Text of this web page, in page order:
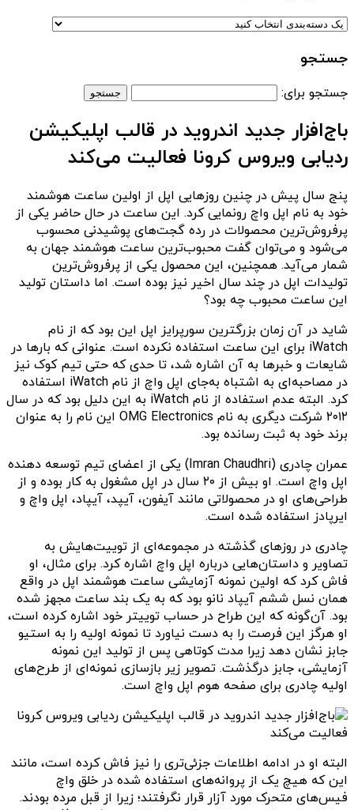
جستجو
جستجو برای:
باج‌افزار جدید اندروید در قالب اپلیکیشن
ردیابی ویروس کرونا فعالیت می‌کند
پنج سال پیش در چنین روزهایی اپل از اولین ساعت هوشمند
خود به نام اپل واچ رونمایی کرد. این ساعت در حال حاضر یکی از
پرفروش‌ترین محصولات در رده گجت‌های پوشیدنی محسوب
می‌شود و می‌توان گفت محبوب‌ترین ساعت هوشمند جهان به
شمار می‌آید. همچنین، این محصول یکی از پرفروش‌ترین
تولیدات اپل در چند سال اخیر نیز بوده است. اما داستان تولید
این ساعت محبوب چه بود؟
شاید در آن زمان بزرگترین سورپرایز اپل این بود که از نام
iWatch برای این ساعت استفاده نکرده است. عنوانی که بارها در
شایعات و خبرها به آن اشاره شد، تا حدی که حتی تیم کوک نیز
در مصاحبه‌ای به اشتباه به‌جای اپل واچ از نام iWatch استفاده
کرد. البته عدم استفاده از نام iWatch به این دلیل بود که در سال
۲۰۱۲ شرکت دیگری به نام OMG Electronics این نام را به عنوان
برند خود به ثبت رسانده بود.
عمران چادری (‌Imran Chaudhri) یکی از اعضای تیم توسعه دهنده
اپل واچ است. او بیش از ۲۰ سال در اپل مشغول به کار بوده و از
طراحی‌های او در محصولاتی مانند آیفون، آیپد، آیپاد، اپل واچ و
ایرپادز استفاده شده است.
چادری در روزهای گذشته در مجموعه‌ای از توییت‌هایش به
تصاویر و داستان‌هایی درباره اپل واچ اشاره کرد. برای مثال، او
فاش کرد که اولین نمونه‌ آزمایشی ساعت هوشمند اپل در واقع
همان نسل ششم آیپاد نانو بود که به یک بند ساعت مجهز شده
بود. آن‌گونه که این طراح در حساب توییتر خود اشاره کرده است،
او هرگز این فرصت را به دست نیاورد تا نمونه‌ اولیه را به استیو
جابز نشان دهد زیرا مدت کوتاهی پس از تولید این نمونه
آزمایشی، جابز درگذشت. تصویر زیر بازسازی نمونه‌ای از طرح‌های
اولیه چادری برای صفحه هوم اپل واچ است.
البته او در ادامه اطلاعات جزئی‌تری را نیز فاش کرده است، مانند
این که هیچ یک از پروانه‌های استفاده شده در خلق واچ
فیس‌های متحرک مورد آزار قرار نگرفتند؛ زیرا از قبل مرده بودند.